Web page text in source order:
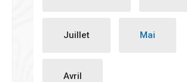
Juillet Mai
Avril